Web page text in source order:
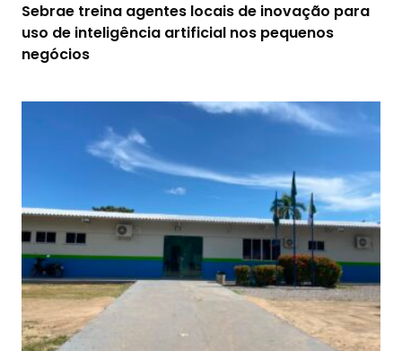
Sebrae treina agentes locais de inovação para
uso de inteligência artificial nos pequenos
negócios